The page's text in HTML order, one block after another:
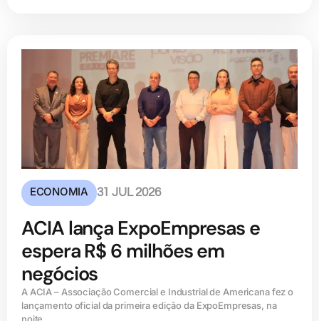
ECONOMIA 31 JUL 2026
ACIA lança ExpoEmpresas e
espera R$ 6 milhões em
negócios
A ACIA – Associação Comercial e Industrial de Americana fez o
lançamento oficial da primeira edição da ExpoEmpresas, na
noite